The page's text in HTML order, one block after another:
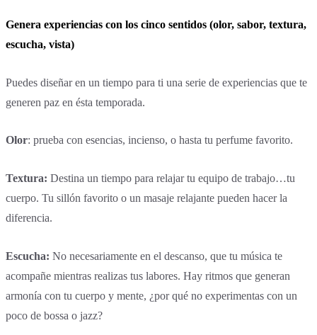
Genera experiencias con los cinco sentidos (olor, sabor, textura,
escucha, vista)
Puedes diseñar en un tiempo para ti una serie de experiencias que te
generen paz en ésta temporada.
Olor: prueba con esencias, incienso, o hasta tu perfume favorito.
Textura: Destina un tiempo para relajar tu equipo de trabajo…tu
cuerpo. Tu sillón favorito o un masaje relajante pueden hacer la
diferencia.
Escucha: No necesariamente en el descanso, que tu música te
acompañe mientras realizas tus labores. Hay ritmos que generan
armonía con tu cuerpo y mente, ¿por qué no experimentas con un
poco de bossa o jazz?